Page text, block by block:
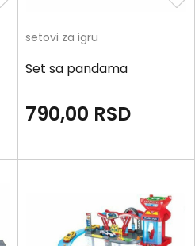
setovi za igru
Set sa pandama
790,00 RSD